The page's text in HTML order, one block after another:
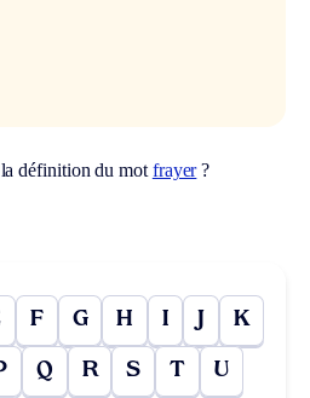
définition du mot frayer?
F G H I J K
Q R S T U